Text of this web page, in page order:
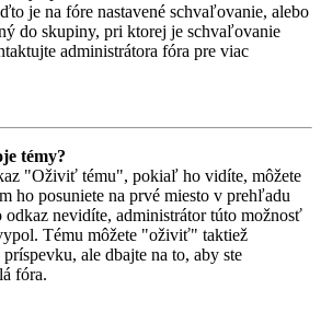
je na fóre nastavené schvaľovanie, alebo
do skupiny, pri ktorej je schvaľovanie
administrátora fóra pre viac
témy?
"Oživiť tému", pokiaľ ho vidíte, môžete
ho posuniete na prvé miesto v prehľadu
nevidíte, administrátor túto možnosť
Tému môžete "oživiť" taktiež
ale dbajte na to, aby ste
fóra.